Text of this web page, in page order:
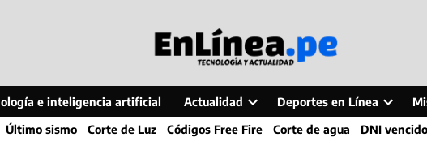
e inteligencia artificial Actualidad
Open
dropdown
Deportes en Línea
Open
dropdown
Último sismo Corte de Luz Códigos Free Fire Corte de agua DNI vencido